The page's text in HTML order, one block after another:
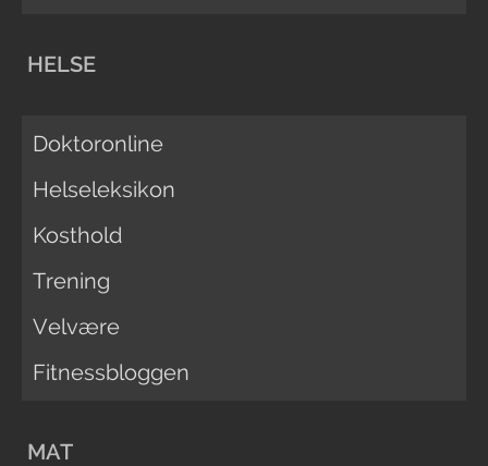
HELSE
Doktoronline
Helseleksikon
Kosthold
Trening
Velvære
Fitnessbloggen
MAT